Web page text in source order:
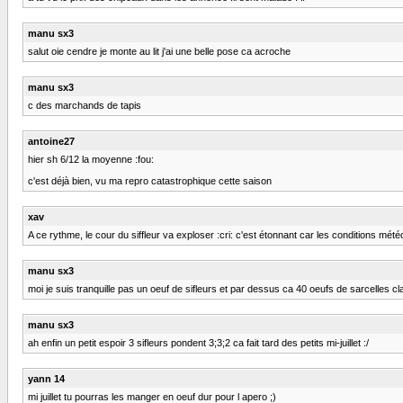
manu sx3
salut oie cendre je monte au lit j'ai une belle pose ca acroche
manu sx3
c des marchands de tapis
antoine27
hier sh 6/12 la moyenne :fou:
c'est déjà bien, vu ma repro catastrophique cette saison
xav
A ce rythme, le cour du siffleur va exploser :cri: c'est étonnant car les conditions météo
manu sx3
moi je suis tranquille pas un oeuf de sifleurs et par dessus ca 40 oeufs de sarcelles
manu sx3
ah enfin un petit espoir 3 sifleurs pondent 3;3;2 ca fait tard des petits mi-juillet :/
yann 14
mi juillet tu pourras les manger en oeuf dur pour l apero ;)